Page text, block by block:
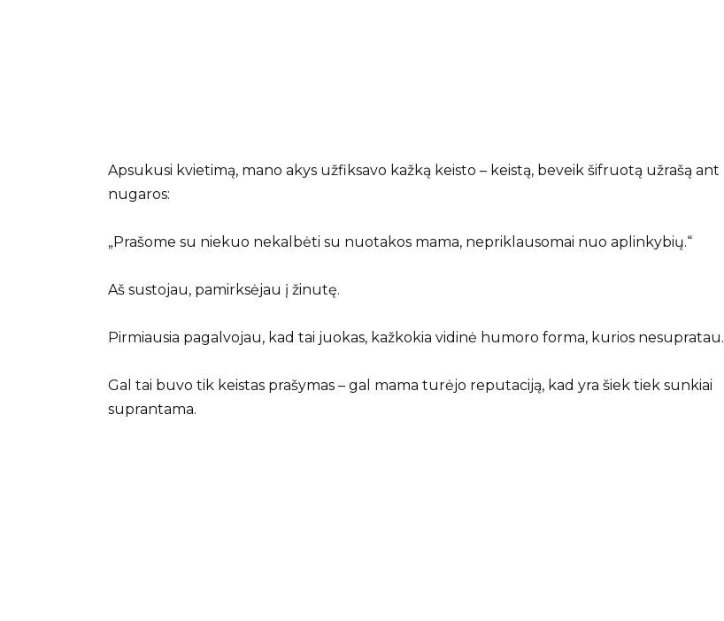
Apsukusi kvietimą, mano akys užfiksavo kažką keisto – keistą, beveik šifruotą užrašą ant
nugaros:
„Prašome su niekuo nekalbėti su nuotakos mama, nepriklausomai nuo aplinkybių.“
Aš sustojau, pamirksėjau į žinutę.
Pirmiausia pagalvojau, kad tai juokas, kažkokia vidinė humoro forma, kurios nesupratau.
Gal tai buvo tik keistas prašymas – gal mama turėjo reputaciją, kad yra šiek tiek sunkiai
suprantama.